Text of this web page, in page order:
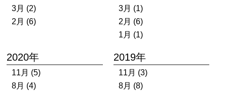
3月 (2)
2月 (6)
3月 (1)
2月 (6)
1月 (1)
2020年
11月 (5)
8月 (4)
2019年
11月 (3)
8月 (8)